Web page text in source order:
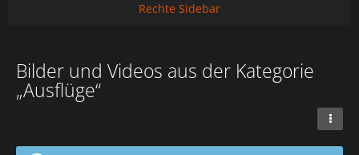
Bilder und Videos aus der Kategorie
„Ausflüge“
Rechte Sidebar